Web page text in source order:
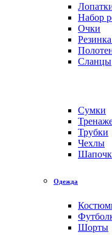
Набор
Очки
Сланцы
Сумки
Трубки
Чехлы
Одежда
Шорты